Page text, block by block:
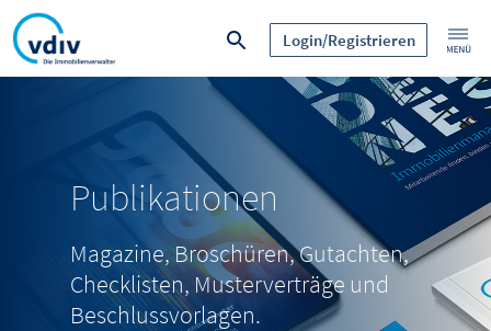
Login/Registrieren
Publikationen
Magazine, Broschüren, Gutachten,
Checklisten, Musterverträge und
Beschlussvorlagen.